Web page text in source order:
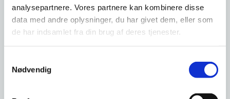
analysepartnere. Vores partnere kan kombinere disse
data med andre oplysninger, du har givet dem, eller som
de har indsamlet fra din brug af deres tjenester.
Nødvendig
Til brug for ansøgning skal du vedlægge/oplyse:
Seneste årsopgørelse for personen under
Dokumentation/overslag over udgifterne til ferien
Hvis der er udgift til ledsager(e) skal du begrunde